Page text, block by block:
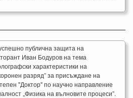
публична защита на
Иван Бодуров на тема
характеристики на
разряд” за присъждане на
"Доктор" по научно направление
„Физика на вълновите процеси”.